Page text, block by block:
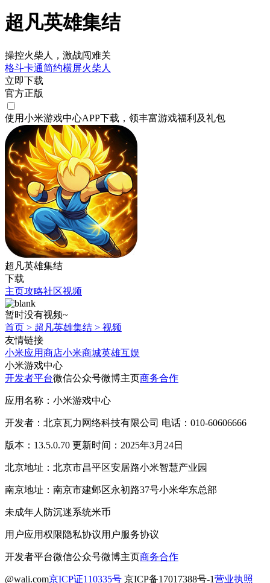
超凡英雄集结
操控火柴人，激战闯难关
格斗卡通简约横屏火柴人
立即下载
官方正版
使用小米游戏中心APP下载 ，领丰富游戏福利 及礼包
超凡英雄集结
下载
主页攻略社区视频
暂时没有视频~
首页 > 超凡英雄集结 > 视频
友情链接
小米应用商店小米商城英雄互娱
小米游戏中心
开发者平台微信公众号微博主页商务合作
应用名称：小米游戏中心
开发者：北京瓦力网络科技有限公司 电话：010-60606666
版本：13.5.0.70 更新时间：2025年3月24日
北京地址：北京市昌平区安居路小米智慧产业园
南京地址：南京市建邺区永初路37号小米华东总部
未成年人防沉迷系统米币
用户应用权限隐私协议用户服务协议
开发者平台微信公众号微博主页商务合作
@wali.com京ICP证110335号 京ICP备17017388号-1营业执照